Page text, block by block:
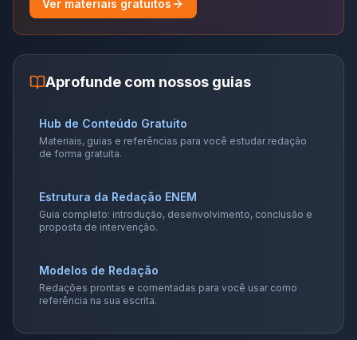
Ver materiais gratuitos
Aprofunde com nossos guias
Hub de Conteúdo Gratuito
Materiais, guias e referências para você estudar redação
de forma gratuita.
Estrutura da Redação ENEM
Guia completo: introdução, desenvolvimento, conclusão e
proposta de intervenção.
Modelos de Redação
Redações prontas e comentadas para você usar como
referência na sua escrita.